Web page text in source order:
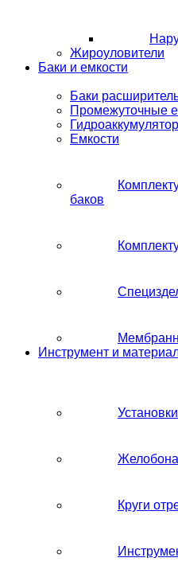
Жироуловители
Баки и емкости
Баки
Промежуточные
Емкости
баков
Инструмент и
Круги